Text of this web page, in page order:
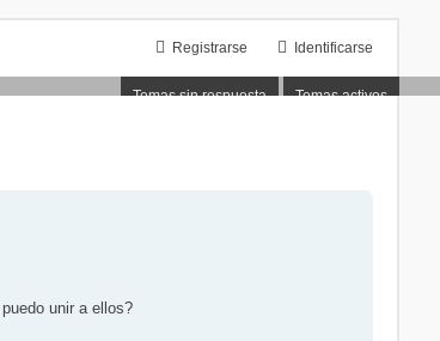
Identificarse
Registrarse
Temas sin respuesta Temas activos
unir a ellos?